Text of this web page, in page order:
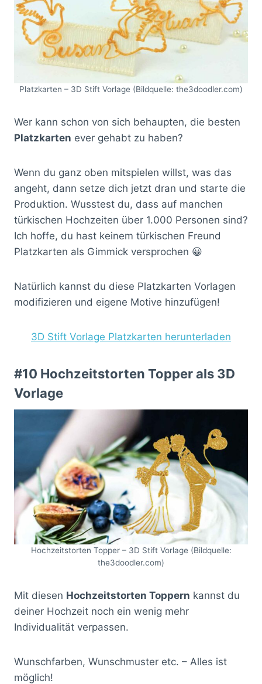
Platzkarten – 3D Stift Vorlage (Bildquelle: the3doodler.com)
Wer kann schon von sich behaupten, die besten
Platzkarten ever gehabt zu haben?
Wenn du ganz oben mitspielen willst, was das
angeht, dann setze dich jetzt dran und starte die
Produktion. Wusstest du, dass auf manchen
türkischen Hochzeiten über 1.000 Personen sind?
Ich hoffe, du hast keinem türkischen Freund
Platzkarten als Gimmick versprochen 😀
Natürlich kannst du diese Platzkarten Vorlagen
modifizieren und eigene Motive hinzufügen!
3D Stift Vorlage Platzkarten herunterladen
#10 Hochzeitstorten Topper als 3D
Vorlage
Hochzeitstorten Topper – 3D Stift Vorlage (Bildquelle:
the3doodler.com)
Mit diesen Hochzeitstorten Toppern kannst du
deiner Hochzeit noch ein wenig mehr
Individualität verpassen.
Wunschfarben, Wunschmuster etc. – Alles ist
möglich!